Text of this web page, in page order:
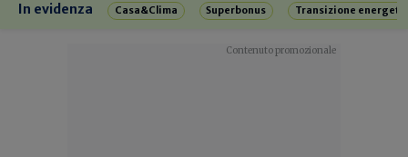
In evidenza Casa&Clima Superbonus Transizione